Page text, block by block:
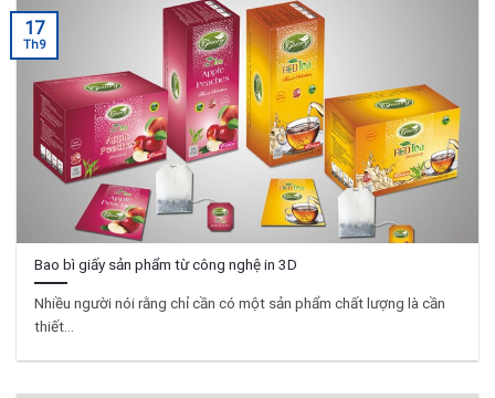
Bao bì giấy sản phẩm từ công nghệ in 3D
Nhiều người nói rằng chỉ cần có một sản phẩm chất lượng là cần
thiết...
17
Th9